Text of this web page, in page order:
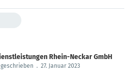
Rhein-Neckar GmbH
. 27. Januar 2023